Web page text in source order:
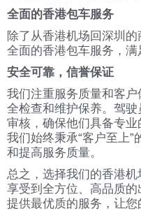
全面的香港包车服务
除了从香港机场回深圳
全面的香港包车服务，满
安全可靠，信誉保证
我们注重服务质量和客
全检查和维护保养。驾
审核，确保他们具备专业
我们始终秉承“客户至上
和提高服务质量。
总之，选择我们的香港
享受到全方位、高品质
提供最优质的服务，让您